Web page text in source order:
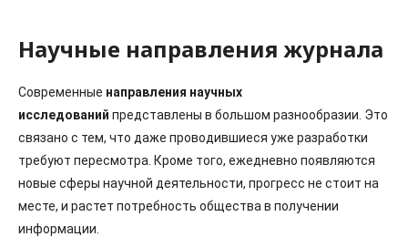
Научные направления журнала
Современные направления научных
исследований представлены в большом разнообразии. Это
связано с тем, что даже проводившиеся уже разработки
требуют пересмотра. Кроме того, ежедневно появляются
новые сферы научной деятельности, прогресс не стоит на
месте, и растет потребность общества в получении
информации.